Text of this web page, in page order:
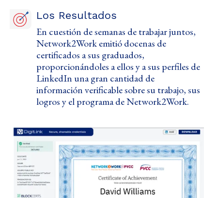
Los Resultados
En cuestión de semanas de trabajar juntos,
Network2Work emitió docenas de
certificados a sus graduados,
proporcionándoles a ellos y a sus perfiles de
LinkedIn una gran cantidad de
información verificable sobre su trabajo, sus
logros y el programa de Network2Work.